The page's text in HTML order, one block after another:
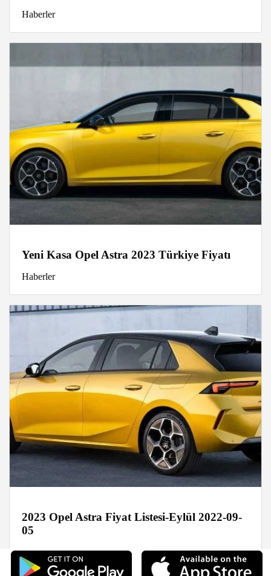
Haberler
Yeni Kasa Opel Astra 2023 Türkiye Fiyatı
Haberler
2023 Opel Astra Fiyat Listesi-Eylül 2022-09-
05
Haberler